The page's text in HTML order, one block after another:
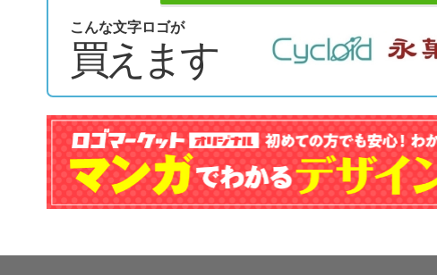
こんな文字ロゴが
買えます